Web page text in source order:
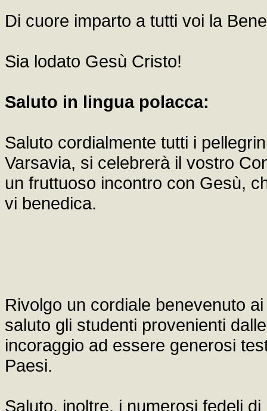
Di cuore imparto a tutti voi la
Sia lodato Gesù Cristo!
Saluto in lingua polacca:
Saluto cordialmente tutti i
Varsavia, si celebrerà il vostro
un fruttuoso incontro con Gesù,
vi benedica.
Rivolgo un cordiale benevenuto
saluto gli studenti provenienti
incoraggio ad essere generosi
Paesi.
Saluto, inoltre, i numerosi fedeli